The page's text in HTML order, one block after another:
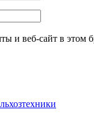
и веб-сайт в этом